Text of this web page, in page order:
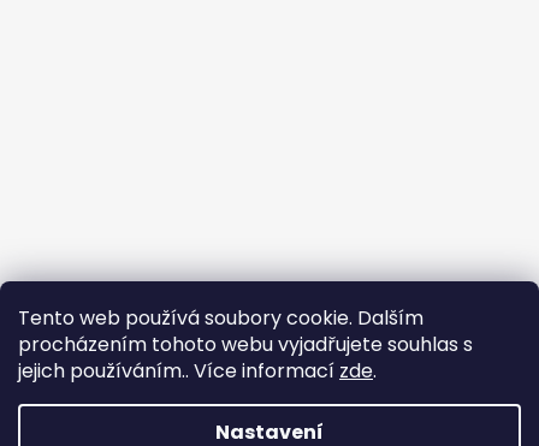
Tento web používá soubory cookie. Dalším
procházením tohoto webu vyjadřujete souhlas s
jejich používáním.. Více informací zde.
Nastavení